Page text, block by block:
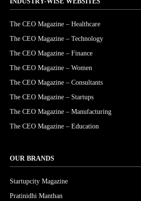
The CEO Magazine – Healthcare
The CEO Magazine – Technology
The CEO Magazine – Finance
The CEO Magazine – Women
The CEO Magazine – Consultants
The CEO Magazine – Startups
The CEO Magazine – Manufacturing
The CEO Magazine – Education
OUR BRANDS
Startupcity Magazine
Pratinidhi Manthan